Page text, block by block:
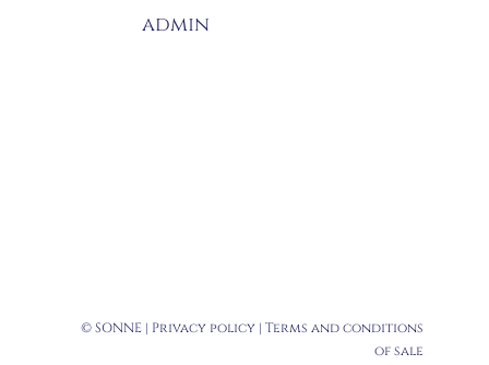
admin
© SONNE | Privacy policy | Terms and conditions
of sale